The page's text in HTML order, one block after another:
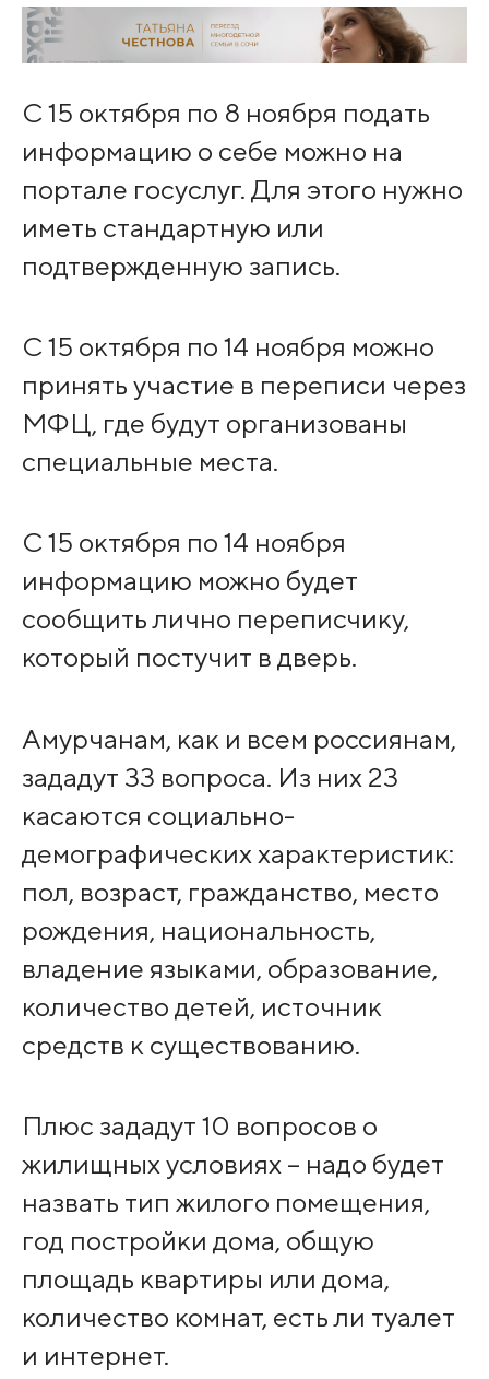
С 15 октября по 8 ноября подать
информацию о себе можно на
портале госуслуг. Для этого нужно
иметь стандартную или
подтвержденную запись.
С 15 октября по 14 ноября можно
принять участие в переписи через
МФЦ, где будут организованы
специальные места.
С 15 октября по 14 ноября
информацию можно будет
сообщить лично переписчику,
который постучит в дверь.
Амурчанам, как и всем россиянам,
зададут 33 вопроса. Из них 23
касаются социально-
демографических характеристик:
пол, возраст, гражданство, место
рождения, национальность,
владение языками, образование,
количество детей, источник
средств к существованию.
Плюс зададут 10 вопросов о
жилищных условиях – надо будет
назвать тип жилого помещения,
год постройки дома, общую
площадь квартиры или дома,
количество комнат, есть ли туалет
и интернет.